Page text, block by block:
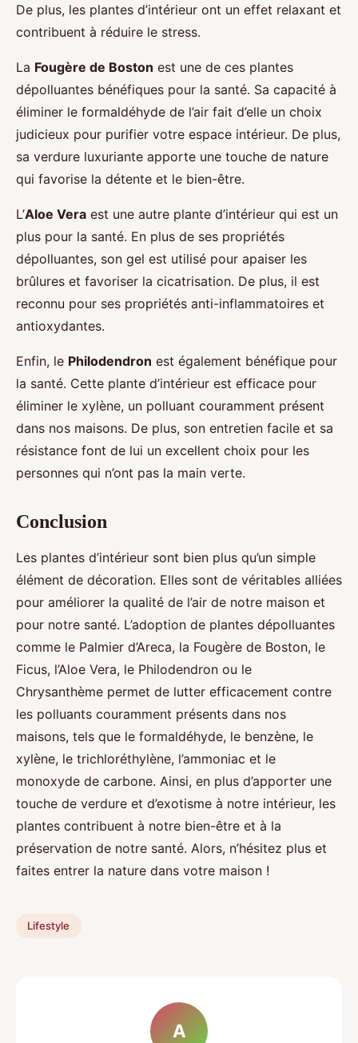
De plus, les plantes d’intérieur ont un effet relaxant et
contribuent à réduire le stress.
La Fougère de Boston est une de ces plantes
dépolluantes bénéfiques pour la santé. Sa capacité à
éliminer le formaldéhyde de l’air fait d’elle un choix
judicieux pour purifier votre espace intérieur. De plus,
sa verdure luxuriante apporte une touche de nature
qui favorise la détente et le bien-être.
L’Aloe Vera est une autre plante d’intérieur qui est un
plus pour la santé. En plus de ses propriétés
dépolluantes, son gel est utilisé pour apaiser les
brûlures et favoriser la cicatrisation. De plus, il est
reconnu pour ses propriétés anti-inflammatoires et
antioxydantes.
Enfin, le Philodendron est également bénéfique pour
la santé. Cette plante d’intérieur est efficace pour
éliminer le xylène, un polluant couramment présent
dans nos maisons. De plus, son entretien facile et sa
résistance font de lui un excellent choix pour les
personnes qui n’ont pas la main verte.
Conclusion
Les plantes d’intérieur sont bien plus qu’un simple
élément de décoration. Elles sont de véritables alliées
pour améliorer la qualité de l’air de notre maison et
pour notre santé. L’adoption de plantes dépolluantes
comme le Palmier d’Areca, la Fougère de Boston, le
Ficus, l’Aloe Vera, le Philodendron ou le
Chrysanthème permet de lutter efficacement contre
les polluants couramment présents dans nos
maisons, tels que le formaldéhyde, le benzène, le
xylène, le trichloréthylène, l’ammoniac et le
monoxyde de carbone. Ainsi, en plus d’apporter une
touche de verdure et d’exotisme à notre intérieur, les
plantes contribuent à notre bien-être et à la
préservation de notre santé. Alors, n’hésitez plus et
faites entrer la nature dans votre maison !
Lifestyle
A